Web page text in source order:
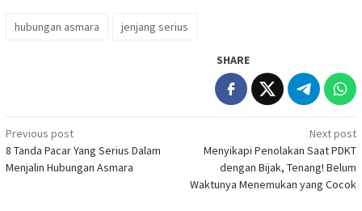
hubungan asmara jenjang serius
SHARE
Post
navigation
Previous post
8 Tanda Pacar Yang Serius Dalam
Menjalin Hubungan Asmara
Next post
Menyikapi Penolakan Saat PDKT
dengan Bijak, Tenang! Belum
Waktunya Menemukan yang Cocok